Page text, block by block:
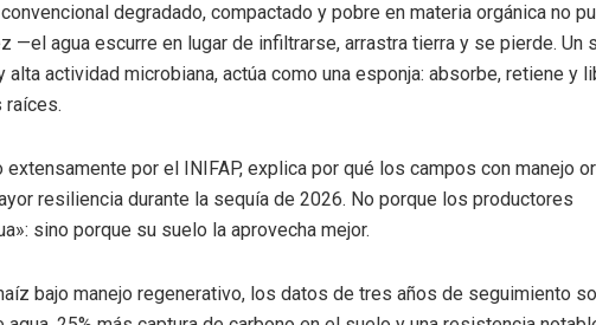
degradado, compactado y pobre en materia orgánica no
—el agua escurre en lugar de infiltrarse, arrastra tierra y se pierde. Un
actividad microbiana, actúa como una esponja: absorbe, retiene y
raíces.
por el INIFAP, explica por qué los campos con manejo
resiliencia durante la sequía de 2026. No porque los productores
sino porque su suelo la aprovecha mejor.
bajo manejo regenerativo, los datos de tres años de seguimiento